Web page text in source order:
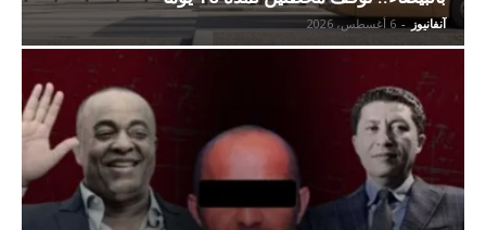
آنفانيوز - 6 أغسطس، 2026